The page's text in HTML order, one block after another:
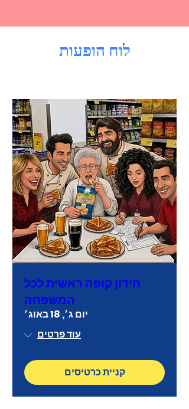
לוח הופעות
חידון קופה ראשית לכל
המשפחה
יום ג׳, 18 באוג׳
עוד פרטים
קניית כרטיסים